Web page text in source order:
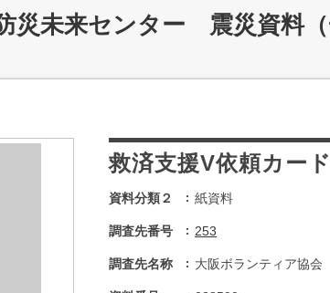
災未来センター 震災資料
救済支援V依頼カー
資料分類２ 紙資料
調査先番号 253
調査先名称 大阪ボランティア協会